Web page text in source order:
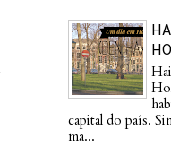
capital do país.
ma...